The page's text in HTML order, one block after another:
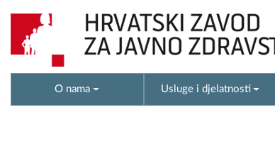
O nama Usluge i djelatnosti